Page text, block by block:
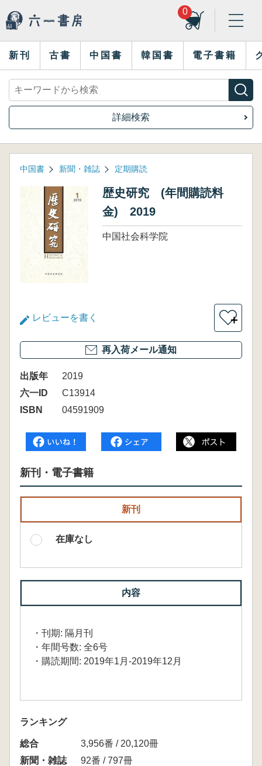
0
新刊 古書 中国書 韓国書 電子書籍
詳細検索
中国書 新聞・雑誌 定期購読
歴史研究 (年間購読料
金) 2019
中国社会科学院
レビューを書く ＋
再入荷メール通知
出版年
2019
六一ID
C13914
ISBN
04591909
新刊・電子書籍
新刊
在庫なし
内容
・刊期: 隔月刊
・年間号数: 全6号
・購読期間: 2019年1月-2019年12月
ランキング
総合
3,956番 / 20,120冊
新聞・雑誌
92番 / 797冊